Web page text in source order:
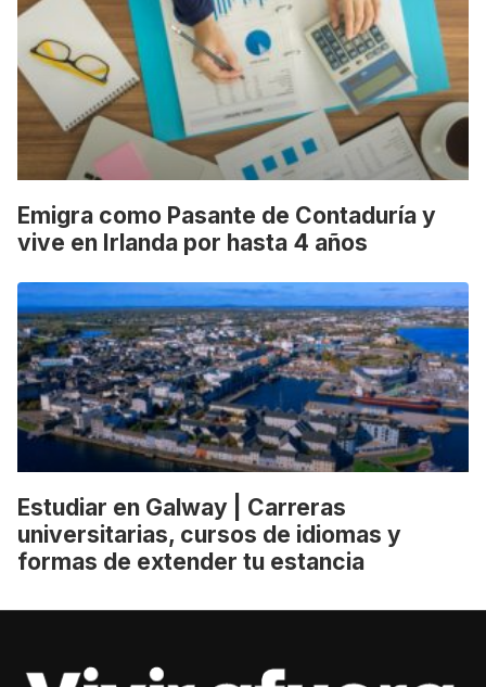
Emigra como Pasante de Contaduría y
vive en Irlanda por hasta 4 años
Estudiar en Galway | Carreras
universitarias, cursos de idiomas y
formas de extender tu estancia